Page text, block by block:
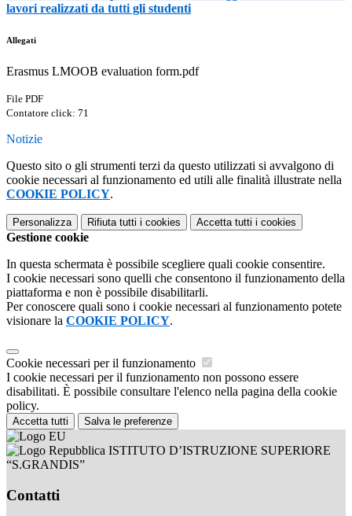
lavori realizzati da tutti gli studenti
Allegati
Erasmus LMOOB evaluation form.pdf
File PDF
Contatore click: 71
Notizie
Questo sito o gli strumenti terzi da questo utilizzati si avvalgono di
cookie necessari al funzionamento ed utili alle finalità illustrate nella
COOKIE POLICY.
Personalizza Rifiuta tutti i cookies Accetta tutti i cookies
Gestione cookie
In questa schermata è possibile scegliere quali cookie consentire.
I cookie necessari sono quelli che consentono il funzionamento della
piattaforma e non è possibile disabilitarli.
Per conoscere quali sono i cookie necessari al funzionamento potete
visionare la COOKIE POLICY.
Cookie necessari per il funzionamento
I cookie necessari per il funzionamento non possono essere
disabilitati. È possibile consultare l'elenco nella pagina della cookie
policy.
Accetta tutti Salva le preferenze
ISTITUTO D’ISTRUZIONE SUPERIORE
“S.GRANDIS”
Contatti